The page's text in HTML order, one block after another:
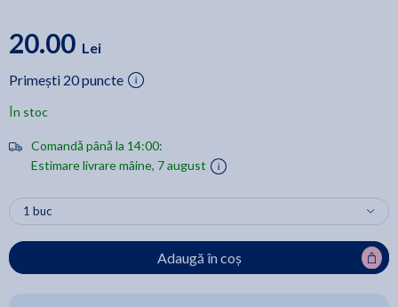
20.00 Lei
Primești 20 puncte
În stoc
Comandă până la 14:00:
Estimare livrare mâine, 7 august
Adaugă în coș